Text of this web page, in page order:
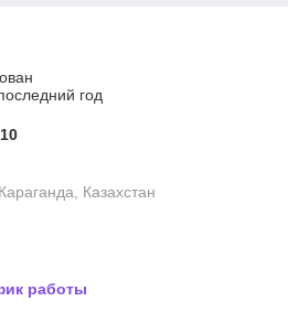
год
Казахстан
работы